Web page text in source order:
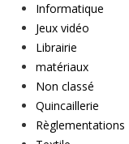
Informatique
Jeux vidéo
Librairie
matériaux
Non classé
Quincaillerie
Règlementations